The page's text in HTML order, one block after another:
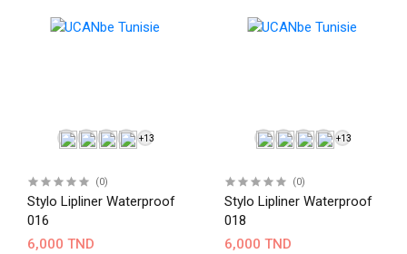
+13
(0)
Stylo Lipliner Waterproof
016
6,000 TND
+13
(0)
Stylo Lipliner Waterproof
018
6,000 TND